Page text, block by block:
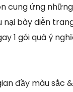
cung ứng
bày diễn
1 gói quà ý
đầy màu sắc